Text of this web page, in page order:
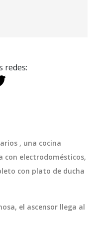
redes:
, una cocina
electrodomésticos,
con plato de ducha
el ascensor llega al